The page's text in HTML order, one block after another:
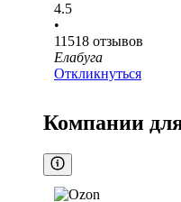
4.5
•
11518 отзывов
Елабуга
Откликнуться
Компании